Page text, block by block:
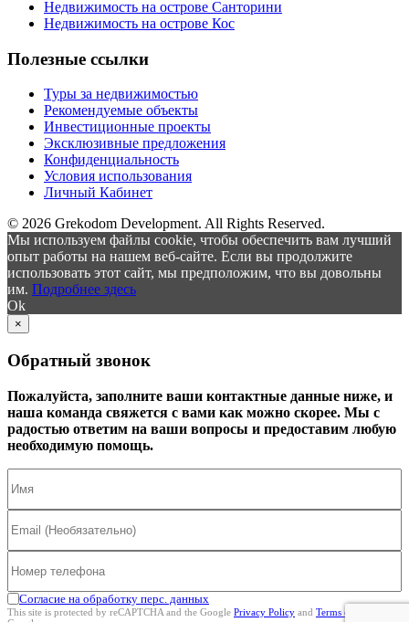
Недвижимость на острове Санторини
Недвижимость на острове Кос
Полезные ссылки
Туры за недвижимостью
Рекомендуемые объекты
Инвестиционные проекты
Эксклюзивные предложения
Конфиденциальность
Условия использования
Личный Кабинет
© 2026 Grekodom Development. All Rights Reserved.
Мы используем файлы cookie, чтобы обеспечить вам лучший
опыт работы на нашем веб-сайте. Если вы продолжите
использовать этот сайт, мы предположим, что вы довольны
им. Подробнее здесь
Ok
×
Обратный звонок
Пожалуйста, заполните ваши контактные данные ниже, и
наша команда свяжется с вами как можно скорее. Мы с
радостью ответим на ваши вопросы и предоставим любую
необходимую помощь.
Согласие на обработку перс. данных
This site is protected by reCAPTCHA and the Google Privacy Policy and Terms of Service